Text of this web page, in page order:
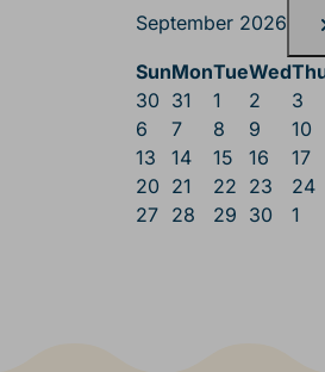
September 2026
SunMonTueWed
30 31 1 2 3
6
7 8 9 10
13
14 15 16 17
20 21 22 23 24
27 28 29 30 1